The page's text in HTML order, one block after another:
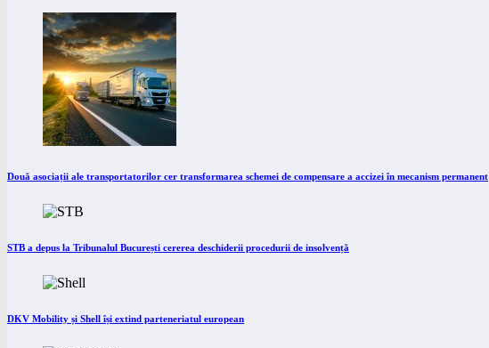
Două asociații ale transportatorilor cer transformarea schemei de compensare a accizei în mecanism permanent
STB a depus la Tribunalul București cererea deschiderii procedurii de insolvență
DKV Mobility și Shell își extind parteneriatul european